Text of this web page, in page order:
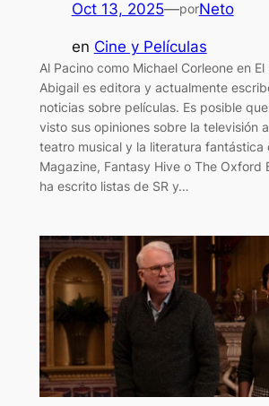
Oct 13, 2025—porNeto
en Cine y Películas
Al Pacino como Michael Corleone en El
Abigail es editora y actualmente
noticias sobre películas. Es posible
visto sus opiniones sobre la televisión
teatro musical y la literatura fantástica
Magazine, Fantasy Hive o The Oxford
ha escrito listas de SR y…